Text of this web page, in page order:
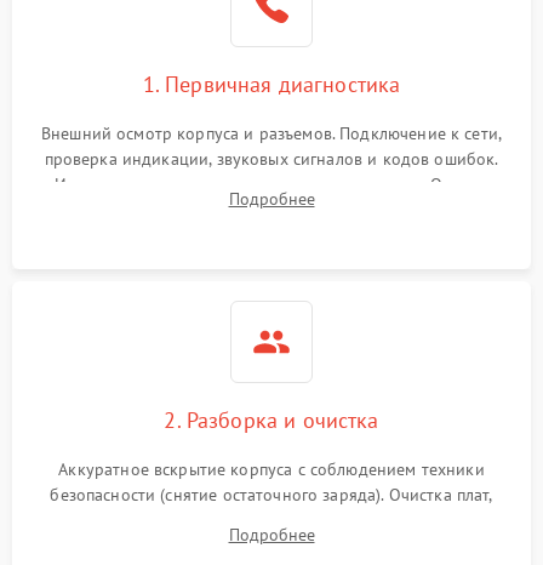
1. Первичная диагностика
Внешний осмотр корпуса и разъемов. Подключение к сети,
проверка индикации, звуковых сигналов и кодов ошибок.
Измерение входного и выходного напряжения. Оценка
реакции ИБП на отключение основного питания без
Подробнее
2. Разборка и очистка
Аккуратное вскрытие корпуса с соблюдением техники
безопасности (снятие остаточного заряда). Очистка плат,
и кистей для предотвращения перегрева и замыканий.
Подробнее